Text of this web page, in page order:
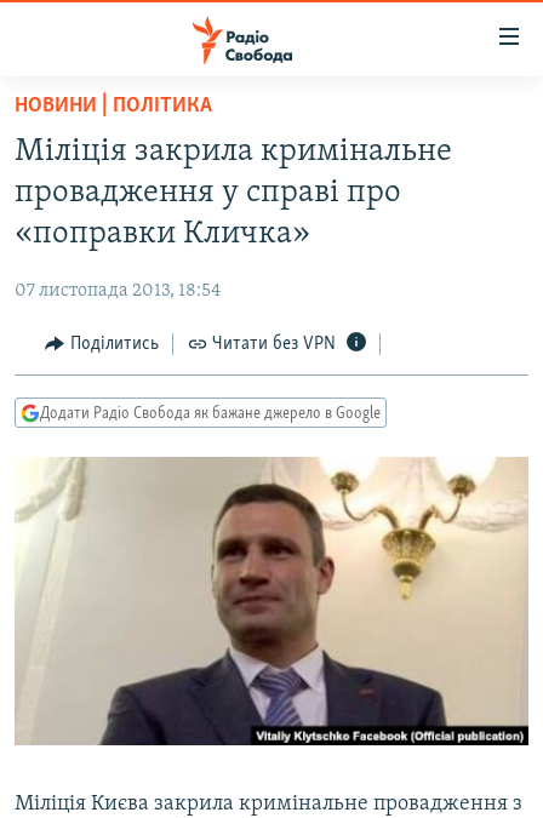
Перейти
основного
матеріалу
Перейти
до
основної
Перейти
до
пошуку
ВСЕ ЗА ДОБУ
СТАТТІ
ЕКОНОМІКА
СУСПІЛЬСТВО
УКРАЇНА
СВІТ
РОСІЙСЬКА «ФІЛЬТРАЦІЯ»
ДОНБАС.РЕАЛІЇ
ТИ ЯК?
СХЕМИ
КИТАЙ.ВИКЛИКИ
МУЛЬТИМЕДІА
ПОДКАСТИ
РУС
НОВИНИ | ПОЛІТИКА
Міліція закрила кримінальне
провадження у справі про
«поправки Кличка»
07 листопада 2013, 18:54
Поділитись Читати без VPN
Додати Радіо Свобода як бажане джерело в Google
Міліція Києва закрила кримінальне провадження з